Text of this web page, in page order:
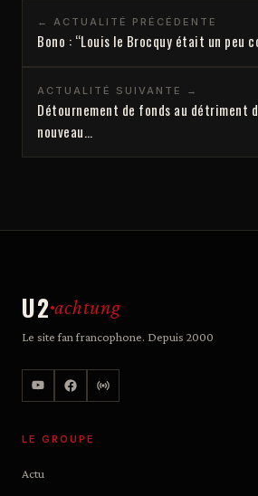
← ACTUALITÉ PRÉCÉDENTE
Bono : “Louis le Brocquy était un peu
ACTUALITÉ SUIVANTE →
Détournement de fonds au détriment
nouveau…
U2 achtung
Le site fan francophone. Depuis 2000
LE GROUPE
Actu